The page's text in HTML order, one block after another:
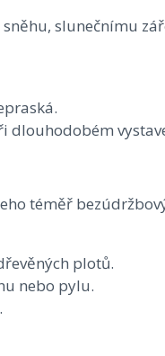
slunečnímu
dlouhodobém
téměř
plotů.
nebo pylu.
.